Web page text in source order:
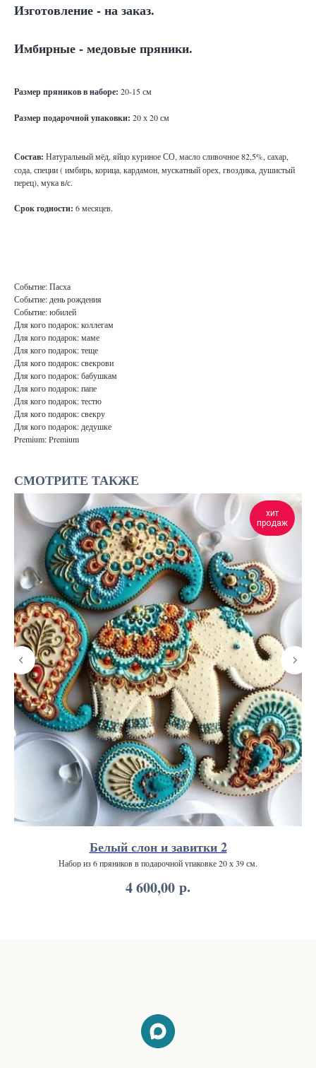
Изготовление - на заказ.
Имбирные - медовые пряники.
Размер пряников в наборе: 20-15 см
Размер подарочной упаковки: 20 х 20 см
Состав: Натуральный мёд, яйцо куриное СО, масло сливочное 82,5%, сахар,
сода, специи ( имбирь, корица, кардамон, мускатный орех, гвоздика, душистый
перец), мука в/с.
Срок годности: 6 месяцев.
Событие: Пасха
Событие: день рождения
Событие: юбилей
Для кого подарок: коллегам
Для кого подарок: маме
Для кого подарок: теще
Для кого подарок: свекрови
Для кого подарок: бабушкам
Для кого подарок: папе
Для кого подарок: тестю
Для кого подарок: свекру
Для кого подарок: дедушке
Premium: Premium
СМОТРИТЕ ТАКЖЕ
хит
продаж
Белый слон и завитки 2
Набор из 6 пряников в подарочной упаковке 20 х 39 см.
4 600,00 р.